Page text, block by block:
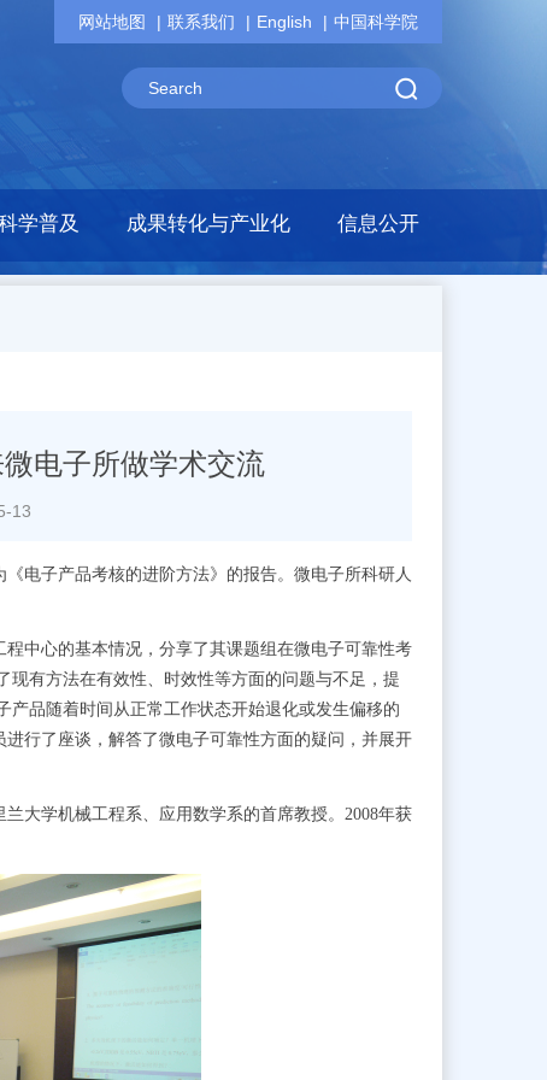
网站地图 联系我们 English 中国科学院
学普及 成果转化与产业化 信息公开
电子所做学术交流
13
电子产品考核的进阶方法》的报告。 微电子所科研人
中心的基本情况，分享了其课题组在微电子可靠性考
有方法在有效性、时效性等方面的问题与不足，提
品随着时间从正常工作状态开始退化或发生偏移的
进行了座谈 ， 解答了微电子可靠性方面的疑问， 并展开
大学机械工程系、应用数学系的首席教授。 2008年获